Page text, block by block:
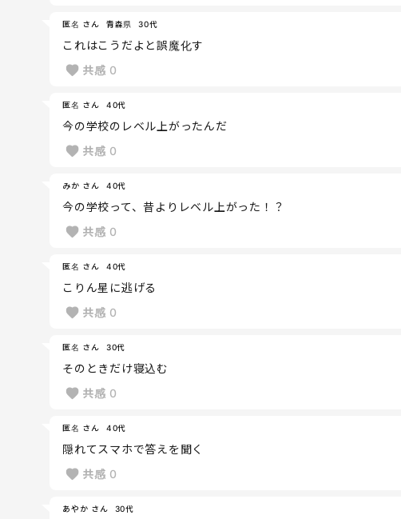
匿名 さん 青森県 30代
これはこうだよと誤魔化す
共感 0
匿名 さん 40代
今の学校のレベル上がったんだ
共感 0
みか さん 40代
今の学校って、昔よりレベル上がった！？
共感 0
匿名 さん 40代
こりん星に逃げる
共感 0
匿名 さん 30代
そのときだけ寝込む
共感 0
匿名 さん 40代
隠れてスマホで答えを聞く
共感 0
あやか さん 30代